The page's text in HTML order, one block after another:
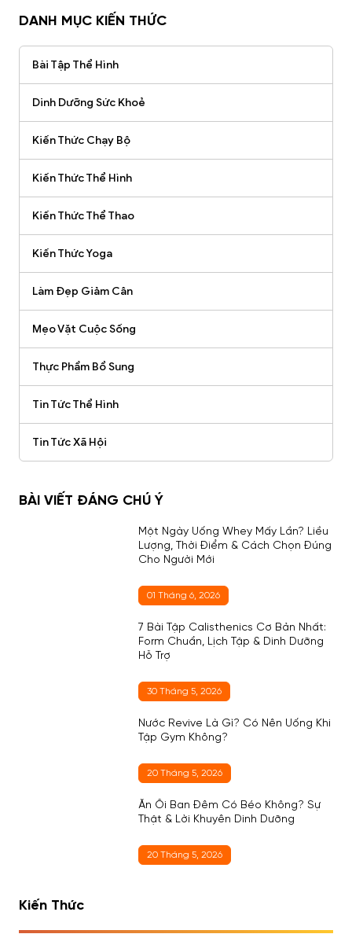
DANH MỤC KIẾN THỨC
Bài Tập Thể Hình
Dinh Dưỡng Sức Khoẻ
Kiến Thức Chạy Bộ
Kiến Thức Thể Hình
Kiến Thức Thể Thao
Kiến Thức Yoga
Làm Đẹp Giảm Cân
Mẹo Vặt Cuộc Sống
Thực Phẩm Bổ Sung
Tin Tức Thể Hình
Tin Tức Xã Hội
BÀI VIẾT ĐÁNG CHÚ Ý
Một Ngày Uống Whey Mấy Lần? Liều
Lượng, Thời Điểm & Cách Chọn Đúng
Cho Người Mới
01 Tháng 6, 2026
7 Bài Tập Calisthenics Cơ Bản Nhất:
Form Chuẩn, Lịch Tập & Dinh Dưỡng
Hỗ Trợ
30 Tháng 5, 2026
Nước Revive Là Gì? Có Nên Uống Khi
Tập Gym Không?
20 Tháng 5, 2026
Ăn Ổi Ban Đêm Có Béo Không? Sự
Thật & Lời Khuyên Dinh Dưỡng
20 Tháng 5, 2026
Kiến Thức